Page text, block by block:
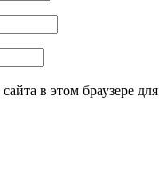
в этом браузере для